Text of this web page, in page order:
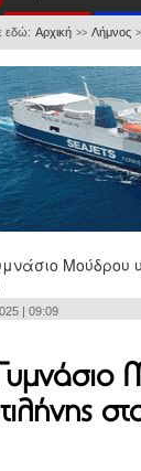
εδώ: Αρχική >> Λήμνος
| 09:09